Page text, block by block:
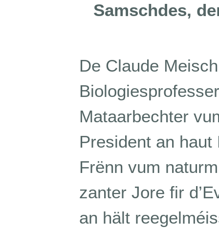
Samschdes,
De Claude
Mataarbechter
President an
Frënn vum
zanter Jore fir
an hält